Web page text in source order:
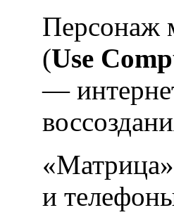
Персонаж
(Use
—
и